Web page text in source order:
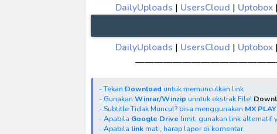
DailyUploads | UsersCloud | Uptobox
DailyUploads | UsersCloud | Uptobox
- Tekan Download untuk memunculkan link
- Gunakan Winrar/Winzip unntuk ekstrak File!
- Subtitle Tidak Muncul? bisa menggunakan MX
- Apabila Google Drive limit, gunakan link alternatif
- Apabila linkmati, harap lapor di komentar.